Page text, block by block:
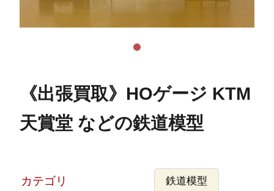
《出張買取》HOゲージ KTM
天賞堂 などの鉄道模型
カテゴリ 鉄道模型